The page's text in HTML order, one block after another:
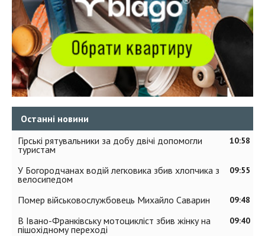
Останні новини
10:58
Гірські рятувальники за добу двічі допомогли
туристам
09:55
У Богородчанах водій легковика збив хлопчика з
велосипедом
09:48
Помер військовослужбовець Михайло Саварин
09:40
В Івано-Франківську мотоцикліст збив жінку на
пішохідному переході